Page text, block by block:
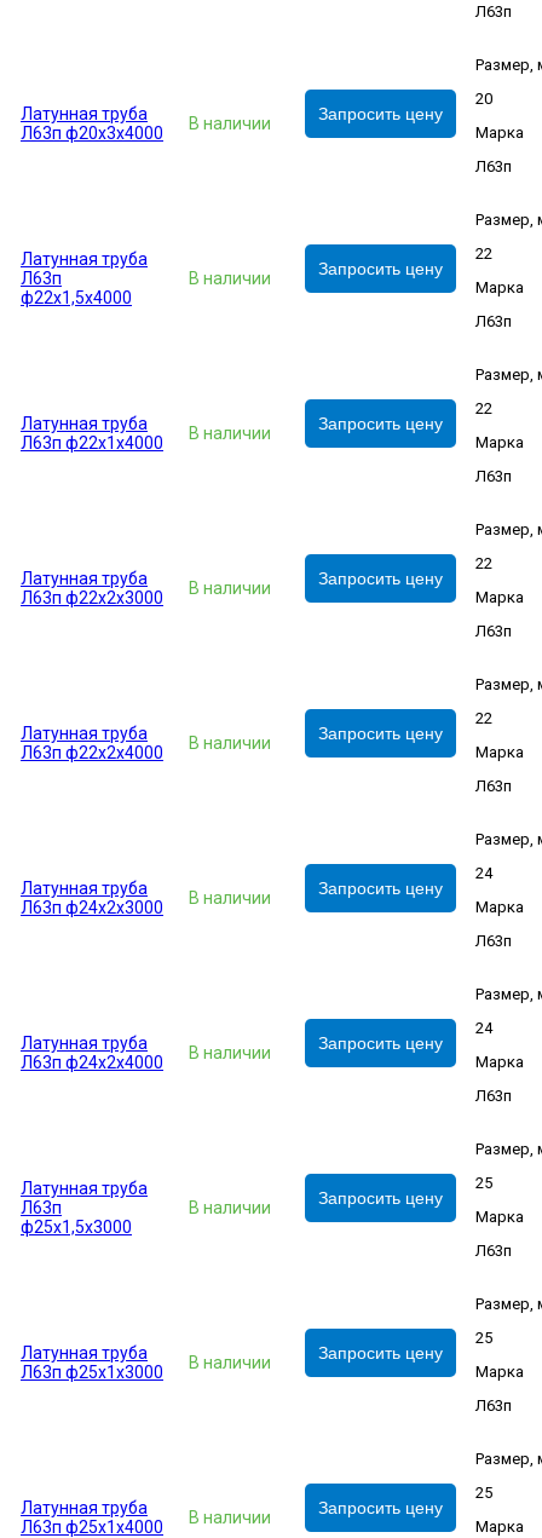
Л63п
Латунная труба
Л63п ф20х3х4000
В наличии Запросить цену
Размер,
20
Марка
Л63п
Латунная труба
Л63п
ф22х1,5х4000
В наличии Запросить цену
Размер,
22
Марка
Л63п
Латунная труба
Л63п ф22х1х4000
В наличии Запросить цену
Размер,
22
Марка
Л63п
Латунная труба
Л63п ф22х2х3000
В наличии Запросить цену
Размер,
22
Марка
Л63п
Латунная труба
Л63п ф22х2х4000
В наличии Запросить цену
Размер,
22
Марка
Л63п
Латунная труба
Л63п ф24х2х3000
В наличии Запросить цену
Размер,
24
Марка
Л63п
Латунная труба
Л63п ф24х2х4000
В наличии Запросить цену
Размер,
24
Марка
Л63п
Латунная труба
Л63п
ф25х1,5х3000
В наличии Запросить цену
Размер,
25
Марка
Л63п
Латунная труба
Л63п ф25х1х3000
В наличии Запросить цену
Размер,
25
Марка
Л63п
Латунная труба
Л63п ф25х1х4000
В наличии Запросить цену
Размер,
25
Марка